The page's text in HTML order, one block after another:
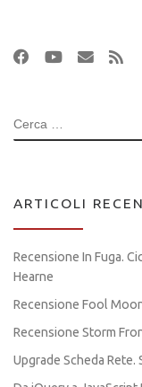
CERCA
ARTICOLI
Recensione In Fuga.
Hearne
Recensione Fool
Recensione Storm
Upgrade Scheda